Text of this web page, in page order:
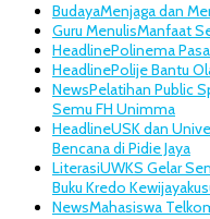
BudayaMenjaga dan
Guru MenulisManfaat
HeadlinePolinema
HeadlinePolije Bantu
NewsPelatihan Public
Semu FH Unimma
HeadlineUSK dan
Bencana di Pidie Jaya
LiterasiUWKS Gelar
Buku Kredo
NewsMahasiswa